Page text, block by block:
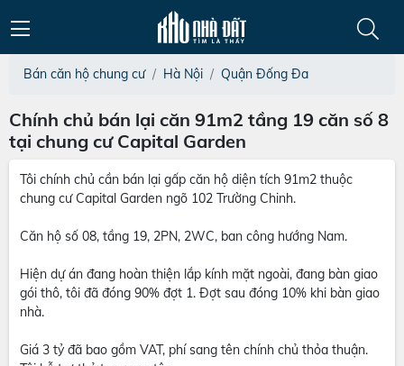
Bán căn hộ chung cư Hà Nội Quận Đống Đa
Chính chủ bán lại căn 91m2 tầng 19 căn số 8
tại chung cư Capital Garden
Tôi chính chủ cần bán lại gấp căn hộ diện tích 91m2 thuộc
chung cư Capital Garden ngõ 102 Trường Chinh.
Căn hộ số 08, tầng 19, 2PN, 2WC, ban công hướng Nam.
Hiện dự án đang hoàn thiện lắp kính mặt ngoài, đang bàn giao
gói thô, tôi đã đóng 90% đợt 1. Đợt sau đóng 10% khi bàn giao
nhà.
Giá 3 tỷ đã bao gồm VAT, phí sang tên chính chủ thỏa thuận.